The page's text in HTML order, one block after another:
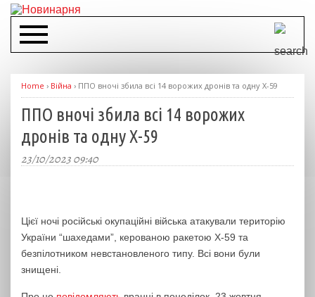
Home › Війна › ППО вночі збила всі 14 ворожих дронів та одну Х-59
ППО вночі збила всі 14 ворожих
дронів та одну Х-59
23/10/2023 09:40
Цієї ночі російські окупаційні війська атакували територію
України “шахедами”, керованою ракетою Х-59 та
безпілотником невстановленого типу. Всі вони були
знищені.